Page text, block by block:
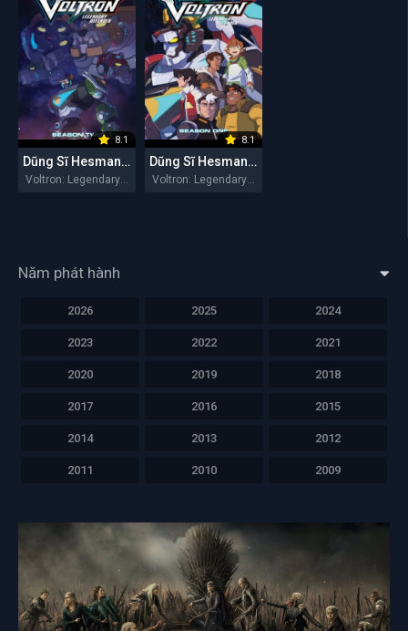
8.1
Dũng Sĩ Hesman (Mùa 2)
Voltron: Legendary Defender Season 2 2017
8.1
Dũng Sĩ Hesman (Mùa 1)
Voltron: Legendary Defender Season 1 2016
Năm phát hành
2026 2025 2024
2023 2022 2021
2020 2019 2018
2017 2016 2015
2014 2013 2012
2011 2010 2009